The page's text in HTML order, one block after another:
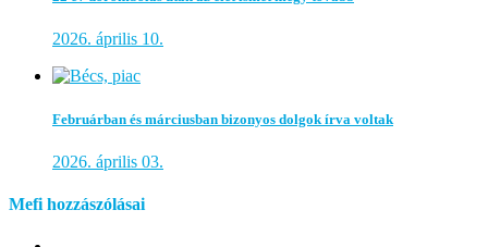
2026. április 10.
Februárban és márciusban bizonyos dolgok írva voltak
2026. április 03.
Mefi hozzászólásai